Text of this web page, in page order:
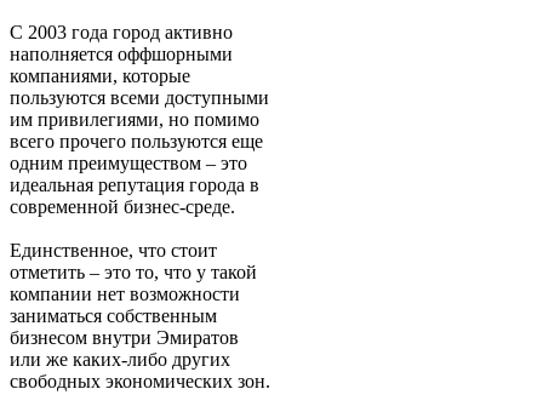
С 2003 года город активно
наполняется оффшорными
компаниями, которые
пользуются всеми доступными
им привилегиями, но помимо
всего прочего пользуются еще
одним преимуществом – это
идеальная репутация города в
современной бизнес-среде.
Единственное, что стоит
отметить – это то, что у такой
компании нет возможности
заниматься собственным
бизнесом внутри Эмиратов
или же каких-либо других
свободных экономических зон.